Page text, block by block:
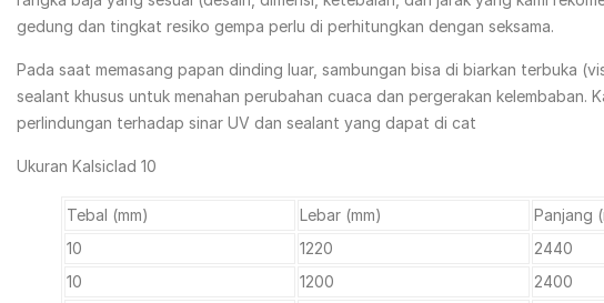
gedung dan tingkat resiko gempa perlu di perhitungkan dengan seksama.
Pada saat memasang papan dinding luar, sambungan bisa di biarkan terbuka
sealant khusus untuk menahan perubahan cuaca dan pergerakan kelembaban.
perlindungan terhadap sinar UV dan sealant yang dapat di cat
Ukuran Kalsiclad 10
Tebal (mm) Lebar (mm) Panjang
10
1220 2440
10
1200 2400